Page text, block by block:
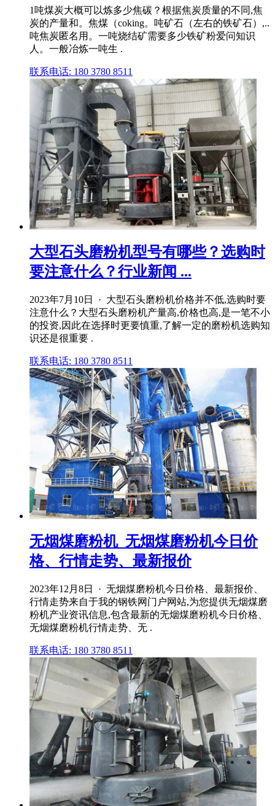
1吨煤炭大概可以炼多少焦碳？根据焦炭质量的不同,焦
炭的产量和。焦煤（coking。吨矿石（左右的铁矿石）,..
吨焦炭匿名用。一吨烧结矿需要多少铁矿粉爱问知识
人。一般冶炼一吨生 .
联系电话: 180 3780 8511
大型石头磨粉机型号有哪些？选购时
要注意什么？行业新闻 ...
2023年7月10日 · 大型石头磨粉机价格并不低,选购时要
注意什么？大型石头磨粉机产量高,价格也高,是一笔不小
的投资,因此在选择时更要慎重,了解一定的磨粉机选购知
识还是很重要 .
联系电话: 180 3780 8511
无烟煤磨粉机_无烟煤磨粉机今日价
格、行情走势、最新报价
2023年12月8日 · 无烟煤磨粉机今日价格、最新报价、
行情走势来自于我的钢铁网门户网站,为您提供无烟煤磨
粉机产业资讯信息,包含最新的无烟煤磨粉机今日价格、
无烟煤磨粉机行情走势、无 .
联系电话: 180 3780 8511